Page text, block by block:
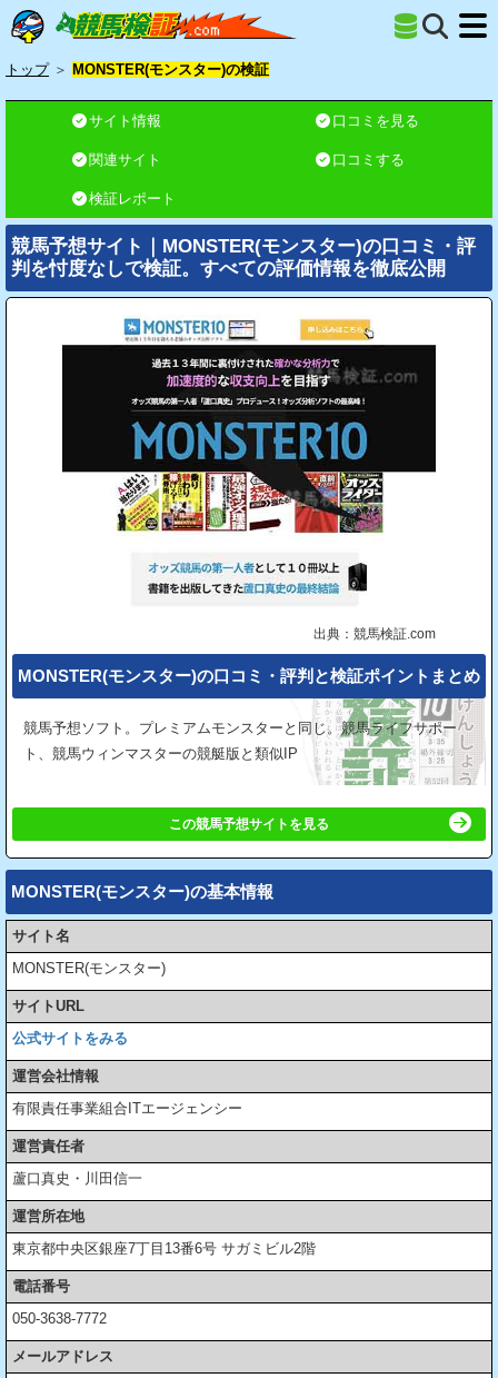
トップ ＞ MONSTER(モンスター)の検証
サイト情報 口コミを見る
関連サイト 口コミする
検証レポート
競馬予想サイト｜MONSTER(モンスター)の口コミ・評
判を忖度なしで検証。すべての評価情報を徹底公開
出典：競馬検証.com
MONSTER(モンスター)の⼝コミ・評判と検証ポイントまとめ
競馬予想ソフト。プレミアムモンスターと同じ。競馬ライフサポー
ト、競馬ウィンマスターの競艇版と類似IP
この競馬予想サイトを見る
MONSTER(モンスター)の基本情報
サイト名
MONSTER(モンスター)
サイトURL
公式サイトをみる
運営会社情報
有限責任事業組合ITエージェンシー
運営責任者
蘆口真史・川田信一
運営所在地
東京都中央区銀座7丁目13番6号 サガミビル2階
電話番号
050-3638-7772
メールアドレス